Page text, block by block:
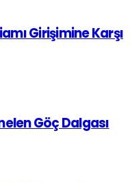
Girişimine Karşı
Göç Dalgası